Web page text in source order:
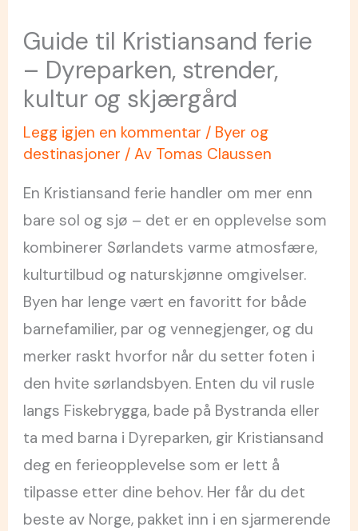
Guide til Kristiansand ferie
– Dyreparken, strender,
kultur og skjærgård
Legg igjen en kommentar / Byer og
destinasjoner / Av Tomas Claussen
En Kristiansand ferie handler om mer enn
bare sol og sjø – det er en opplevelse som
kombinerer Sørlandets varme atmosfære,
kulturtilbud og naturskjønne omgivelser.
Byen har lenge vært en favoritt for både
barnefamilier, par og vennegjenger, og du
merker raskt hvorfor når du setter foten i
den hvite sørlandsbyen. Enten du vil rusle
langs Fiskebrygga, bade på Bystranda eller
ta med barna i Dyreparken, gir Kristiansand
deg en ferieopplevelse som er lett å
tilpasse etter dine behov. Her får du det
beste av Norge, pakket inn i en sjarmerende